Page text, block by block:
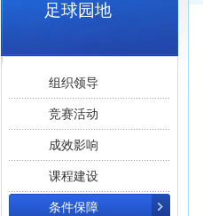
足球园地
组织领导
竞赛活动
成效影响
课程建设
条件保障